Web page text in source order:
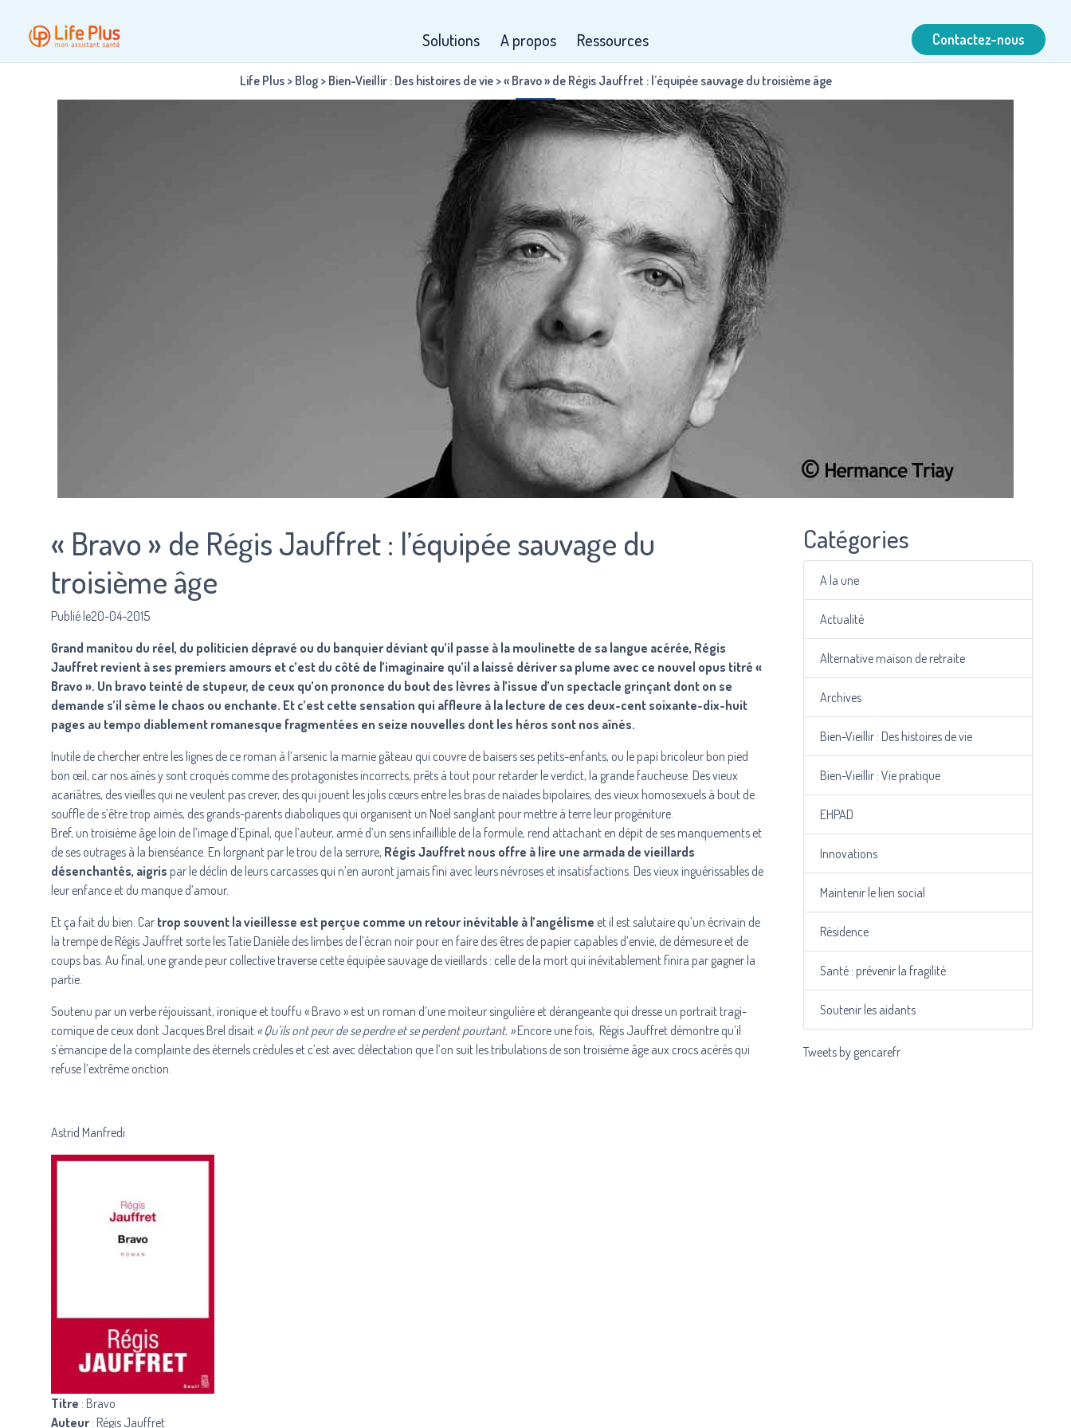
Contactez-nous
Solutions A propos Ressources
Life Plus> Blog> Bien-Vieillir : Des histoires de vie>« Bravo » de Régis Jauffret : l’équipée sauvage du troisième âge
« Bravo » de Régis Jauffret : l’équipée sauvage du
troisième âge
Publié le20-04-2015
Grand manitou du réel, du politicien dépravé ou du banquier déviant qu’il passe à la moulinette de sa langue acérée, Régis
Jauffret revient à ses premiers amours et c’est du côté de l’imaginaire qu’il a laissé dériver sa plume avec ce nouvel opus titré «
Bravo ». Un bravo teinté de stupeur, de ceux qu’on prononce du bout des lèvres à l’issue d’un spectacle grinçant dont on se
demande s’il sème le chaos ou enchante. Et c’est cette sensation qui affleure à la lecture de ces deux-cent soixante-dix-huit
pages au tempo diablement romanesque fragmentées en seize nouvelles dont les héros sont nos aînés.
Inutile de chercher entre les lignes de ce roman à l’arsenic la mamie gâteau qui couvre de baisers ses petits-enfants, ou le papi bricoleur bon pied
bon œil, car nos aînés y sont croqués comme des protagonistes incorrects, prêts à tout pour retarder le verdict, la grande faucheuse. Des vieux
acariâtres, des vieilles qui ne veulent pas crever, des qui jouent les jolis cœurs entre les bras de naïades bipolaires, des vieux homosexuels à bout de
souffle de s’être trop aimés, des grands-parents diaboliques qui organisent un Noël sanglant pour mettre à terre leur progéniture.
Bref, un troisième âge loin de l’image d’Epinal, que l’auteur, armé d’un sens infaillible de la formule, rend attachant en dépit de ses manquements et
de ses outrages à la bienséance. En lorgnant par le trou de la serrure, Régis Jauffret nous offre à lire une armada de vieillards
désenchantés, aigris par le déclin de leurs carcasses qui n’en auront jamais fini avec leurs névroses et insatisfactions. Des vieux inguérissables de
leur enfance et du manque d’amour.
Et ça fait du bien. Car trop souvent la vieillesse est perçue comme un retour inévitable à l’angélisme et il est salutaire qu’un écrivain de
la trempe de Régis Jauffret sorte les Tatie Danièle des limbes de l’écran noir pour en faire des êtres de papier capables d’envie, de démesure et de
coups bas. Au final, une grande peur collective traverse cette équipée sauvage de vieillards : celle de la mort qui inévitablement finira par gagner la
partie.
Soutenu par un verbe réjouissant, ironique et touffu « Bravo » est un roman d’une moiteur singulière et dérangeante qui dresse un portrait tragi-
comique de ceux dont Jacques Brel disait « Qu’ils ont peur de se perdre et se perdent pourtant. »Encore une fois, Régis Jauffret démontre qu’il
s’émancipe de la complainte des éternels crédules et c’est avec délectation que l’on suit les tribulations de son troisième âge aux crocs acérés qui
refuse l’extrême onction.
Astrid Manfredi
Titre : Bravo
Auteur : Régis Jauffret
Catégories
A la une
Actualité
Alternative maison de retraite
Archives
Bien-Vieillir : Des histoires de vie
Bien-Vieillir : Vie pratique
EHPAD
Innovations
Maintenir le lien social
Résidence
Santé : prévenir la fragilité
Soutenir les aidants
Tweets by gencarefr